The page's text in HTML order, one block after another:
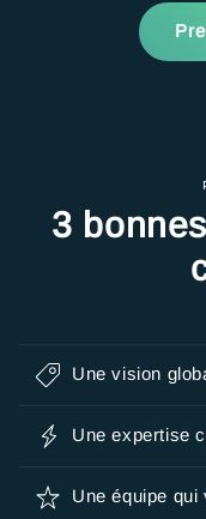
3
Une vision
Une expertise
Une équipe